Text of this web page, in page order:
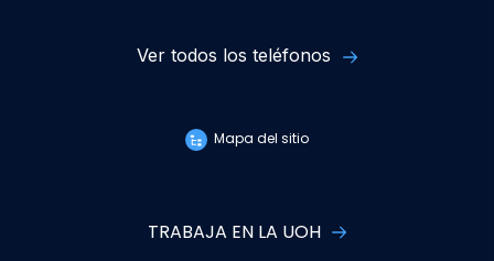
Ver todos los teléfonos
Mapa del sitio
TRABAJA EN LA UOH